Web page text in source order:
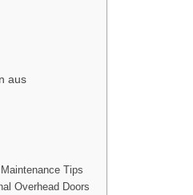
aus
Tips
Overhead Doors